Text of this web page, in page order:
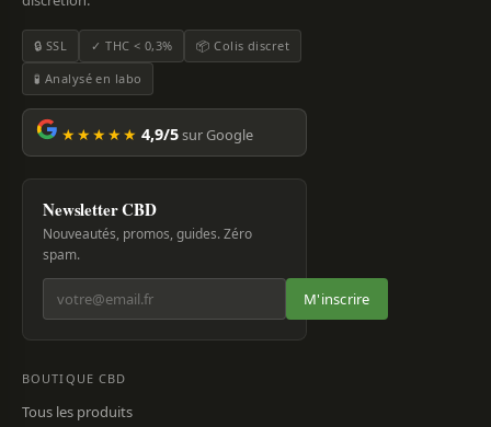
🔒 SSL ✓ THC < 0,3%
📦 Colis discret
🧪 Analysé en labo
★★★★★ 4,9/5sur Google
Newsletter CBD
Nouveautés, promos, guides. Zéro
spam.
M'inscrire
BOUTIQUE CBD
Tous les produits